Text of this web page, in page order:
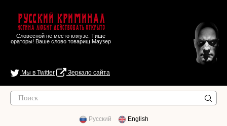
Русский Криминал
Истина любит действовать открыто
Словесной не место кляузе. Тише
ораторы! Ваше слово товарищ Маузер
Мы в Twitter Зеркало сайта
Русский English